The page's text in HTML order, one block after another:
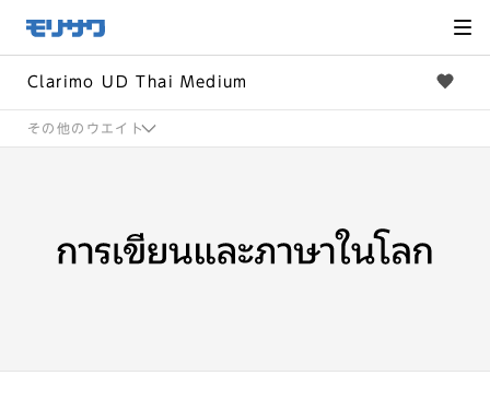
メ
ニュー
飛ばし
へ移動
Clarimo UD Thai Medium
その他のウエイト